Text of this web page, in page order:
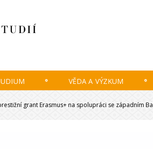
VĚDA A VÝZKUM
grant Erasmus+ na spolupráci se západním